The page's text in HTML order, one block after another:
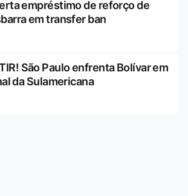
empréstimo de reforço de
em transfer ban
São Paulo enfrenta Bolívar em
da Sulamericana